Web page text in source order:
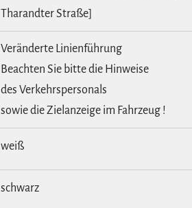
Tharandter Straße]
Veränderte Linienführung
Beachten Sie bitte die Hinweise
des Verkehrspersonals
sowie die Zielanzeige im Fahrzeug !
weiß
schwarz